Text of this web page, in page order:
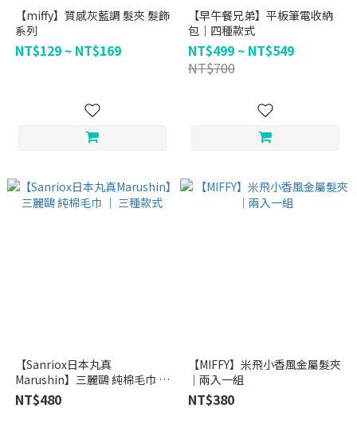
【miffy】質感灰藍調 髮夾 髮飾
系列
NT$129 ~ NT$169
【早午餐兄弟】平板筆電收納
包｜四種款式
NT$499 ~ NT$549
NT$700
【Sanriox日本丸真
Marushin】三麗鷗 純棉毛巾 ｜
三種款式
NT$480
【MIFFY】米飛小香風金屬髮夾
｜兩入一組
NT$380